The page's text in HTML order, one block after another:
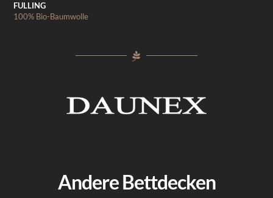
FULLING
100% Bio-Baumwolle
Andere Bettdecken